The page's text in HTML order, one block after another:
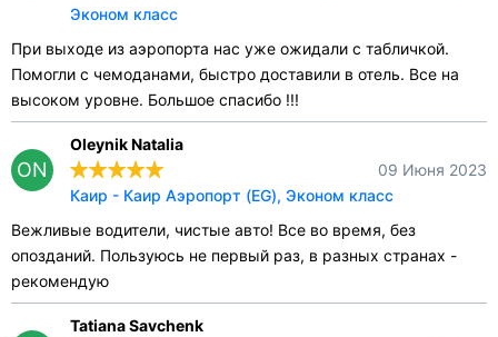
Эконом класс
При выходе из аэропорта нас уже ожидали с табличкой.
Помогли с чемоданами, быстро доставили в отель. Все на
высоком уровне. Большое спасибо !!!
ON
Oleynik Natalia
09 Июня 2023
Каир - Каир Аэропорт (EG), Эконом класс
Вежливые водители, чистые авто! Все во время, без
опозданий. Пользуюсь не первый раз, в разных странах -
рекомендую
Tatiana Savchenk